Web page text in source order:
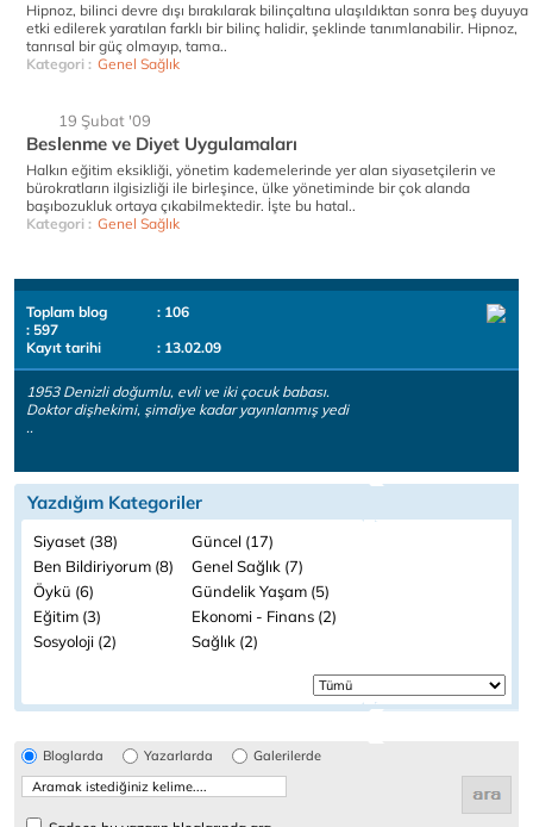
Hipnoz, bilinci devre dışı bırakılarak bilinçaltına ulaşıldıktan sonra beş duyuya
etki edilerek yaratılan farklı bir bilinç halidir, şeklinde tanımlanabilir. Hipnoz,
tanrısal bir güç olmayıp, tama..
Kategori : Genel Sağlık
19 Şubat '09
Beslenme ve Diyet Uygulamaları
Halkın eğitim eksikliği, yönetim kademelerinde yer alan siyasetçilerin ve
bürokratların ilgisizliği ile birleşince, ülke yönetiminde bir çok alanda
başıbozukluk ortaya çıkabilmektedir. İşte bu hatal..
Kategori : Genel Sağlık
Toplam blog
: 106
: 597
Kayıt tarihi
: 13.02.09
1953 Denizli doğumlu, evli ve iki çocuk babası.
Doktor dişhekimi, şimdiye kadar yayınlanmış yedi
..
Yazdığım Kategoriler
Siyaset (38)
Güncel (17)
Ben Bildiriyorum (8)
Genel Sağlık (7)
Öykü (6)
Gündelik Yaşam (5)
Eğitim (3)
Ekonomi - Finans (2)
Sosyoloji (2)
Sağlık (2)
Bloglarda Yazarlarda Galerilerde